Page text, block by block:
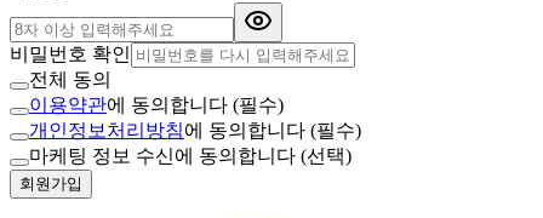
비밀번호 확인
전체 동의
이용약관에 동의합니다 (필수)
개인정보처리방침에 동의합니다 (필수)
마케팅 정보 수신에 동의합니다 (선택)
회원가입